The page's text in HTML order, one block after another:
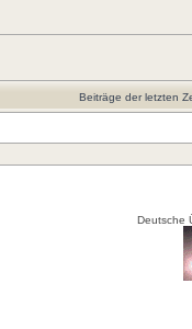
Beiträge der letzten
Deutsche